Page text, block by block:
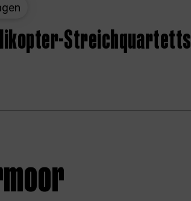
Streichquartetts